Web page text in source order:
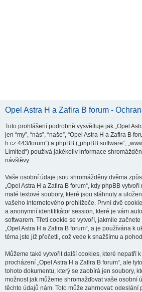
Opel Astra H a Zafira B forum -
Toto prohlášení podrobně vysvětluje jak „Opel
jen “my”, “nás”, “naše”, “Opel Astra H a Zafira B
h.cz:443/forum”) a phpBB („phpBB software“,
Limited“) používá jakékoliv informace
návštěvy.
Vaše osobní údaje jsou shromážděny dvěma
„Opel Astra H a Zafira B forum“, kdy phpBB
malé textové soubory, které jsou stáhnuty a
vašeho internetového prohlížeče. První dvě
a anonymní identifikátor session, které je vám
softwarem. Třetí cookie se vytvoří, jakmile
„Opel Astra H a Zafira B forum“, a je používána k
téma jste již přečetli, což vede k snažšímu a
Můžeme také vytvořit další cookies, které nepatří
procházení „Opel Astra H a Zafira B forum“, ale
tohoto dokumentu, který se zaobírá jen soubory,
možnost jak můžeme shromažďovat vaše osobní
těchto údajů nám. Toto může zahrnovat: odeslání